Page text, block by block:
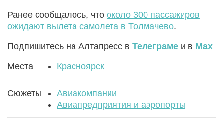
Ранее сообщалось, что около 300 пассажиров
ожидают вылета самолета в Толмачево.
Подпишитесь на Алтапресс в Телеграме и в Max
Места Красноярск
Сюжеты
Авиакомпании
Авиапредприятия и аэропорты